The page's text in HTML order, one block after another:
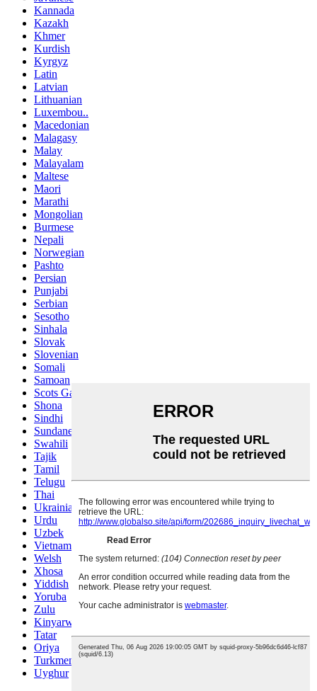
Kannada
Kazakh
Khmer
Kurdish
Kyrgyz
Latin
Latvian
Lithuanian
Luxembou..
Macedonian
Malagasy
Malay
Malayalam
Maltese
Maori
Marathi
Mongolian
Burmese
Nepali
Norwegian
Pashto
Persian
Punjabi
Serbian
Sesotho
Sinhala
Slovak
Slovenian
Somali
Samoan
Scots Gaelic
Shona
Sindhi
Sundanese
Swahili
Tajik
Tamil
Telugu
Thai
Ukrainian
Urdu
Uzbek
Vietnamese
Welsh
Xhosa
Yiddish
Yoruba
Zulu
Kinyarwanda
Tatar
Oriya
Turkmen
Uyghur